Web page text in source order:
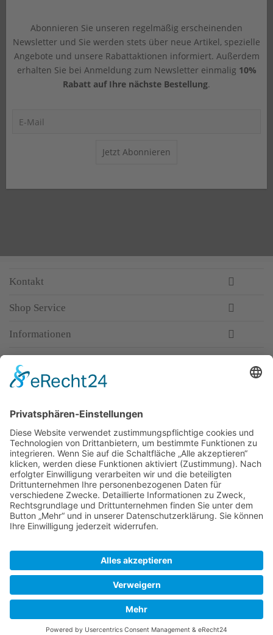
Abonnieren Sie unseren regelmäßig erscheinenden
Newsletter und Sie werden stets über neue Artikel, spezielle
Angebote und unsere Rabattaktionen informiert. Außerdem
erhalten Sie bei Anmeldung zum Newsletter einmalig 10%
Rabatt auf Ihre nächste Bestellung.
Jetzt Abonnieren
Kontakt
Shop Service
Informationen
Top-Anbieter
Spitzenqualität
Kompetente Beratung
Partner
* Alle Preise inkl. gesetzl. Mehrwertsteuer, inkl. Versandkosten
Warum WACCEX?
Allgemeine Geschäftsbedingungen und Kundeninformationen
Impressum